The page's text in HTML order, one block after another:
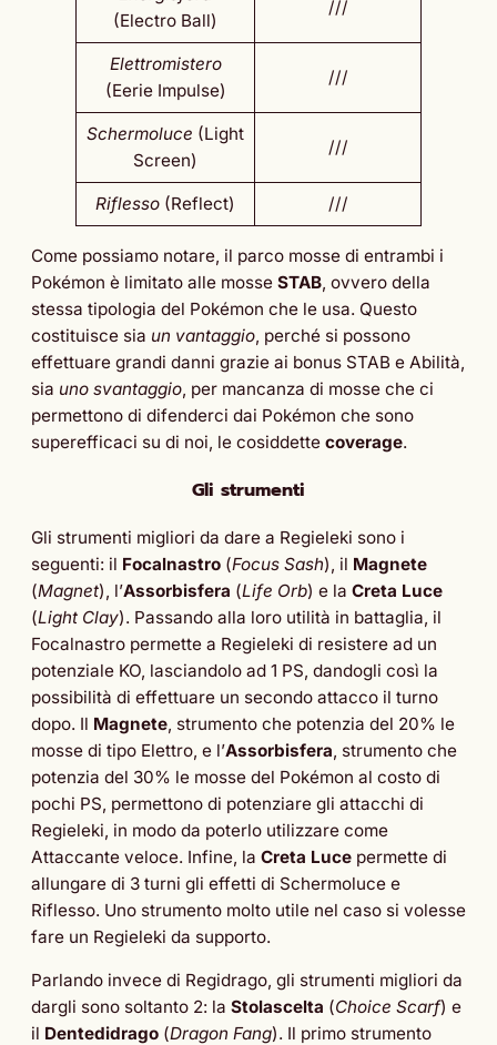
(Electro Ball)
///
Elettromistero
(Eerie Impulse)
///
Schermoluce (Light
Screen)
///
Riflesso (Reflect) ///
Come possiamo notare, il parco mosse di entrambi i
Pokémon è limitato alle mosse STAB, ovvero della
stessa tipologia del Pokémon che le usa. Questo
costituisce sia un vantaggio, perché si possono
effettuare grandi danni grazie ai bonus STAB e Abilità,
sia uno svantaggio, per mancanza di mosse che ci
permettono di difenderci dai Pokémon che sono
superefficaci su di noi, le cosiddette coverage.
Gli strumenti
Gli strumenti migliori da dare a Regieleki sono i
seguenti: il Focalnastro (Focus Sash), il Magnete
(Magnet), l’Assorbisfera (Life Orb) e la Creta Luce
(Light Clay). Passando alla loro utilità in battaglia, il
Focalnastro permette a Regieleki di resistere ad un
potenziale KO, lasciandolo ad 1 PS, dandogli così la
possibilità di effettuare un secondo attacco il turno
dopo. Il Magnete, strumento che potenzia del 20% le
mosse di tipo Elettro, e l’Assorbisfera, strumento che
potenzia del 30% le mosse del Pokémon al costo di
pochi PS, permettono di potenziare gli attacchi di
Regieleki, in modo da poterlo utilizzare come
Attaccante veloce. Infine, la Creta Luce permette di
allungare di 3 turni gli effetti di Schermoluce e
Riflesso. Uno strumento molto utile nel caso si volesse
fare un Regieleki da supporto.
Parlando invece di Regidrago, gli strumenti migliori da
dargli sono soltanto 2: la Stolascelta (Choice Scarf) e
il Dentedidrago (Dragon Fang). Il primo strumento